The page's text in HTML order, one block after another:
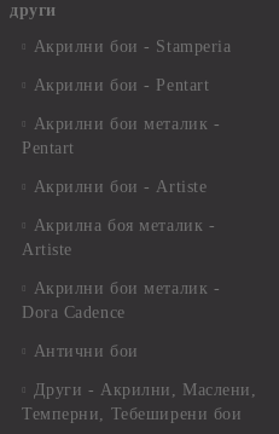
други
Акрилни бои - Stamperia
Акрилни бои - Pentart
Акрилни бои металик -
Pentart
Акрилни бои - Artiste
Акрилна боя металик -
Artiste
Акрилни бои металик -
Dora Cadence
Антични бои
Други - Акрилни, Маслени,
Темперни, Тебеширени бои